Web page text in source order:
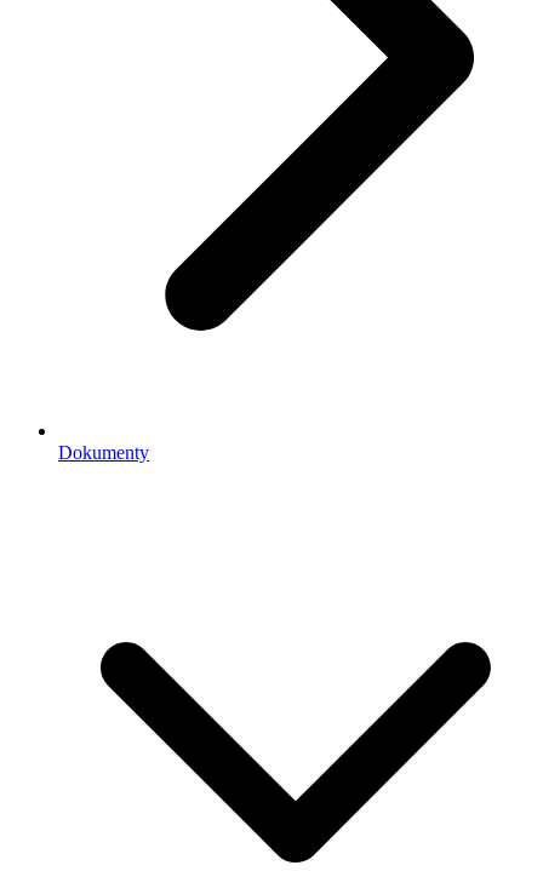
Dokumenty